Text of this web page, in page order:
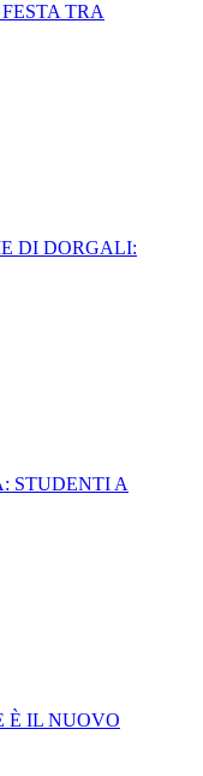
TRA
DI DORGALI:
STUDENTI A
È IL NUOVO